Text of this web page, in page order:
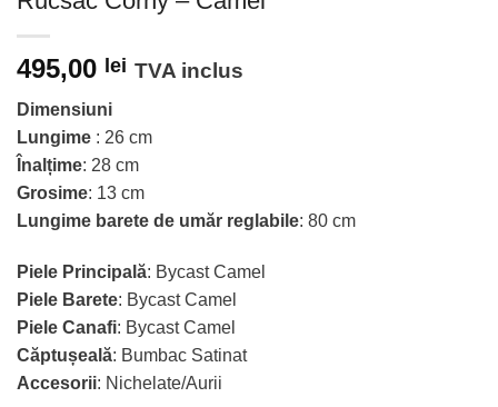
495,00 lei TVA inclus
Dimensiuni
Lungime : 26 cm
Înalțime: 28 cm
Grosime: 13 cm
Lungime barete de umăr reglabile: 80 cm
Piele Principală: Bycast Camel
Piele Barete: Bycast Camel
Piele Canafi: Bycast Camel
Căptușeală: Bumbac Satinat
Accesorii: Nichelate/Aurii